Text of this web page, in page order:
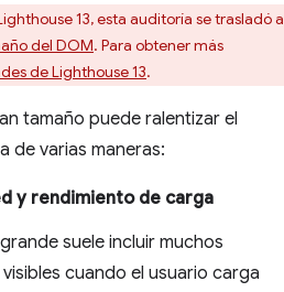
13, esta auditoría se trasladó a
del DOM. Para obtener más
de Lighthouse 13.
tamaño puede ralentizar el
de varias maneras:
y rendimiento de carga
suele incluir muchos
cuando el usuario carga